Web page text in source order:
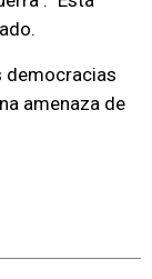
democracias
amenaza de